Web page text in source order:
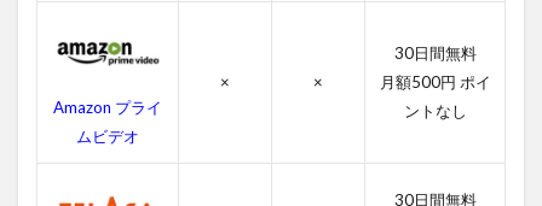
ー
の
Amazon プライ
ムビデオ
× ×
30日間無料
月額500円 ポイ
ントなし
30日間無料